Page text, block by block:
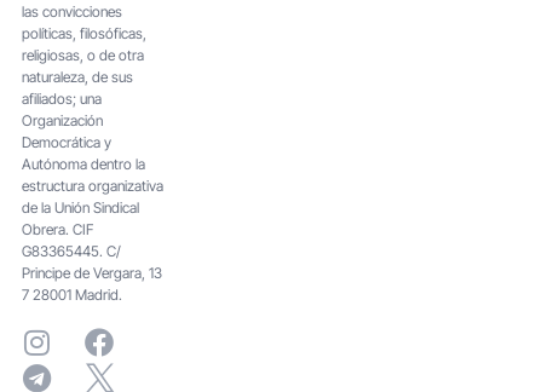
las convicciones
políticas, filosóficas,
religiosas, o de otra
naturaleza, de sus
afiliados; una
Organización
Democrática y
Autónoma dentro la
estructura organizativa
de la Unión Sindical
Obrera. CIF
G83365445. C/
Principe de Vergara, 13
7 28001 Madrid.